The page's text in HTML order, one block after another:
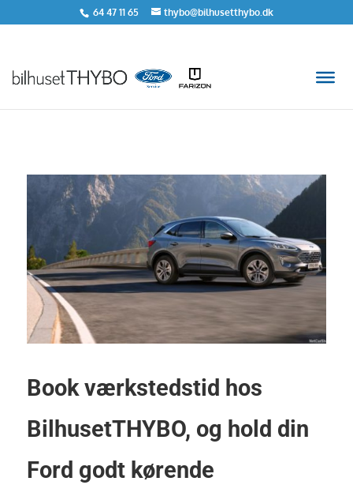
64 47 11 65 thybo@bilhusetthybo.dk
Book værkstedstid hos
BilhusetTHYBO, og hold din
Ford godt kørende